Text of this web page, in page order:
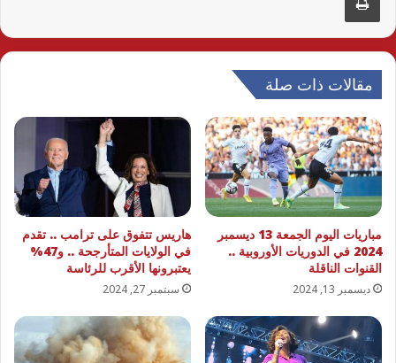
مقالات ذات صلة
مباريات اليوم الجمعة 13 ديسمبر
2024 في الدوريات الأوروبية ..
القنوات الناقلة
ديسمبر 13, 2024
هاريس تتفوق على ترامب .. تقدم
في الولايات المتأرجحة .. و47%
يعتبرونها الأقرب للرئاسة
سبتمبر 27, 2024